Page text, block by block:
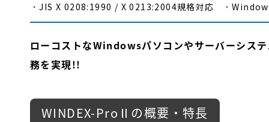
・JIS X 0208:1990 / X 0213:2004規格対応 ・
ローコストなWindowsパソコンやサーバーシス
務を実現!!
WINDEX-ProⅡの概要・特長